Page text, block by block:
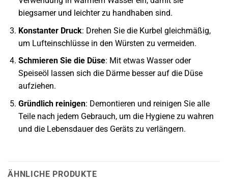
biegsamer und leichter zu handhaben sind.
Konstanter Druck: Drehen Sie die Kurbel gleichmäßig,
um Lufteinschlüsse in den Würsten zu vermeiden.
Schmieren Sie die Düse: Mit etwas Wasser oder
Speiseöl lassen sich die Därme besser auf die Düse
aufziehen.
Gründlich reinigen: Demontieren und reinigen Sie alle
Teile nach jedem Gebrauch, um die Hygiene zu wahren
und die Lebensdauer des Geräts zu verlängern.
ÄHNLICHE PRODUKTE